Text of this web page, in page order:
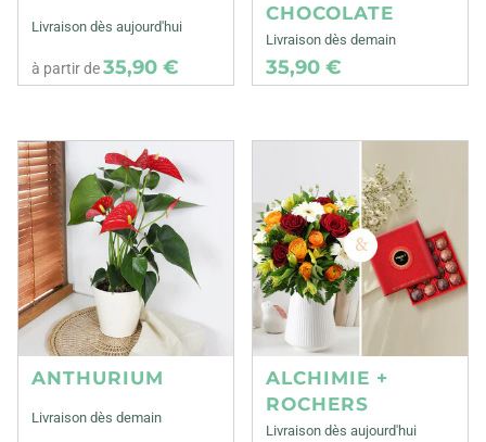
Livraison dès aujourd'hui
à partir de35,90 €
CHOCOLATE
Livraison dès demain
35,90 €
ANTHURIUM
Livraison dès demain
ALCHIMIE +
ROCHERS
Livraison dès aujourd'hui